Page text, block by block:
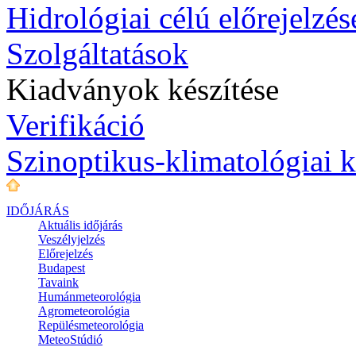
Hidrológiai célú
Szolgáltatások
Kiadványok készítése
Verifikáció
Szinoptikus-klimatológiai
IDŐJÁRÁS
Aktuális időjárás
Veszélyjelzés
Előrejelzés
Budapest
Tavaink
Humánmeteorológia
Agrometeorológia
Repülésmeteorológia
MeteoStúdió